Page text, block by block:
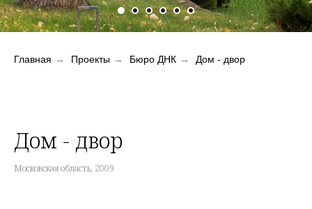
Главная → Проекты → Бюро ДНК → Дом - двор
Дом - двор
Московская область, 2009